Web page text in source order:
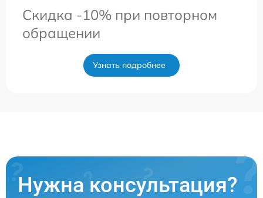
Скидка -10% при повторном
обращении
Узнать подробнее
Нужна консультация?